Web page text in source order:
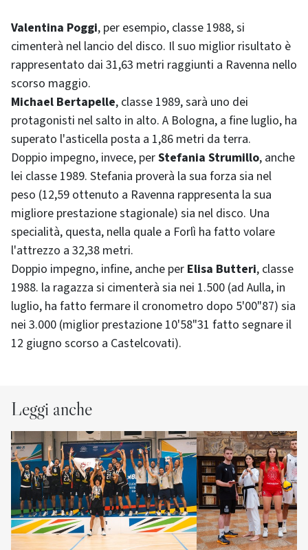
Valentina Poggi, per esempio, classe 1988, si
cimenterà nel lancio del disco. Il suo miglior risultato è
rappresentato dai 31,63 metri raggiunti a Ravenna nello
scorso maggio.
Michael Bertapelle, classe 1989, sarà uno dei
protagonisti nel salto in alto. A Bologna, a fine luglio, ha
superato l'asticella posta a 1,86 metri da terra.
Doppio impegno, invece, perStefania Strumillo, anche
lei classe 1989. Stefania proverà la sua forza sia nel
peso (12,59 ottenuto a Ravenna rappresenta la sua
migliore prestazione stagionale) sia nel disco. Una
specialità, questa, nella quale a Forlì ha fatto volare
l'attrezzo a 32,38 metri.
Doppio impegno, infine, anche per Elisa Butteri, classe
1988. la ragazza si cimenterà sia nei 1.500 (ad Aulla, in
luglio, ha fatto fermare il cronometro dopo 5'00"87) sia
nei 3.000 (miglior prestazione 10'58"31 fatto segnare il
12 giugno scorso a Castelcovati).
Leggi anche